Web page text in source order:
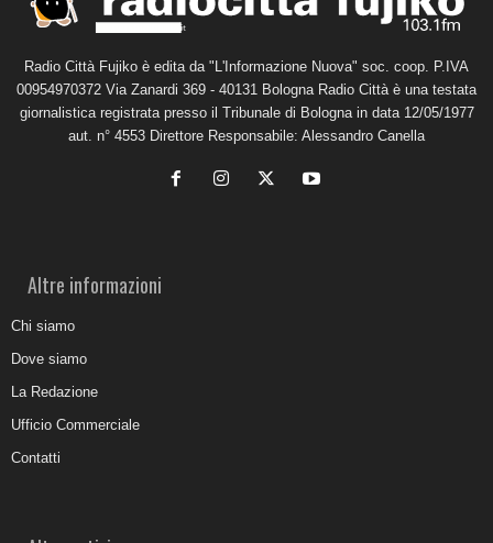
Radio Città Fujiko è edita da "L'Informazione Nuova" soc. coop. P.IVA
00954970372 Via Zanardi 369 - 40131 Bologna Radio Città è una testata
giornalistica registrata presso il Tribunale di Bologna in data 12/05/1977
aut. n° 4553 Direttore Responsabile: Alessandro Canella
Altre informazioni
Chi siamo
Dove siamo
La Redazione
Ufficio Commerciale
Contatti